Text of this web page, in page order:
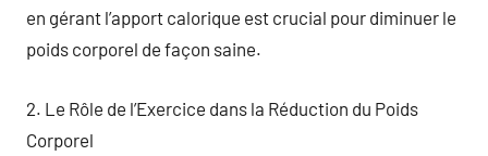
en gérant l’apport calorique est crucial pour diminuer le
poids corporel de façon saine.
2. Le Rôle de l’Exercice dans la Réduction du Poids
Corporel